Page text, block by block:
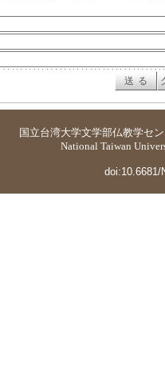
国立台湾大学文学部仏教学セ
National Taiwan
doi:10.6681/